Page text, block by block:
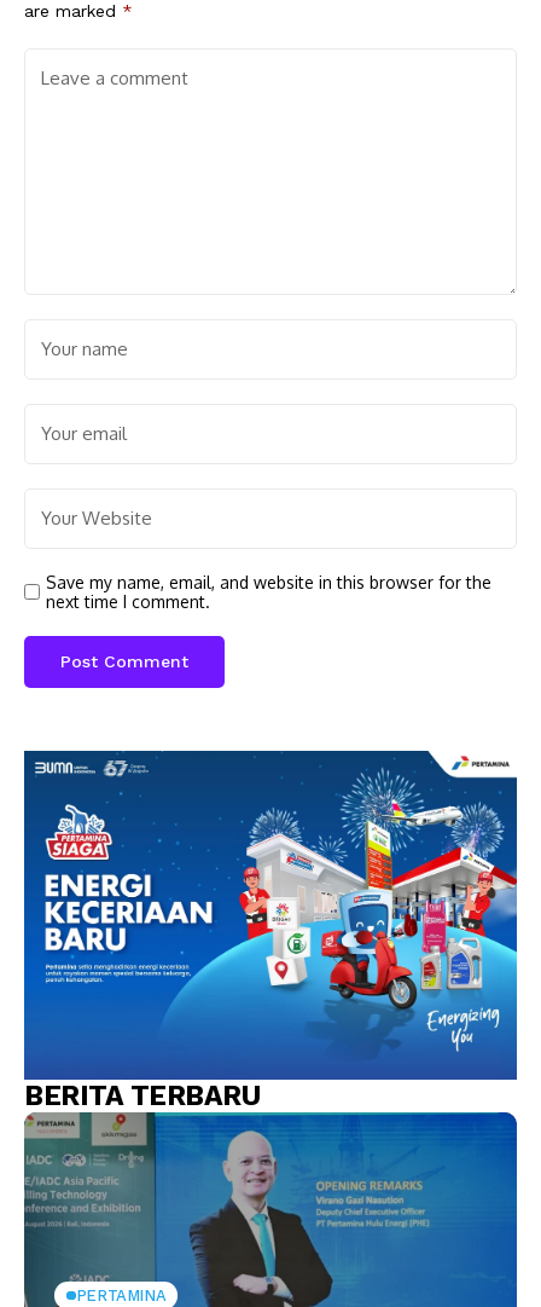
are marked *
Save my name, email, and website in this browser for the
next time I comment.
BERITA TERBARU
PERTAMINA